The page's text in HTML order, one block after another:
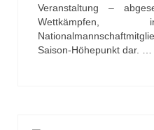
Veranstaltung –
Wettkämpfen,
Saison-Höhepunkt dar. …